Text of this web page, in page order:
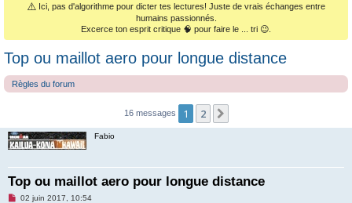
⚠️ Ici, pas d'algorithme pour dicter tes lectures! Juste de vrais échanges entre
humains passionnés.
Excerce ton esprit critique 🧠 pour faire le ... tri 😉.
Top ou maillot aero pour longue distance
Règles du forum
16 messages 1 2
Fabio
Top ou maillot aero pour longue distance
M02 juin 2017, 10:54